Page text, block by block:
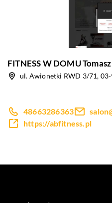
FITNESS W DOMU
ul. Awionetki RWD 3/71,
48663286363
https://abfitness.pl